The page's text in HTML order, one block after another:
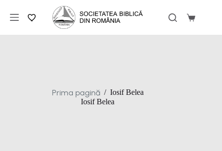
conținut
Coș
Prima pagină / Iosif Belea
Iosif Belea